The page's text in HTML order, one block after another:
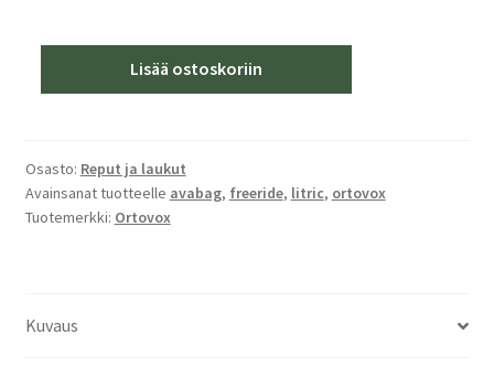
30
ZIP,
Black
Lisää ostoskoriin
Osasto: Reput ja laukut
Avainsanat tuotteelle avabag, freeride, litric, ortovox
Tuotemerkki: Ortovox
Kuvaus